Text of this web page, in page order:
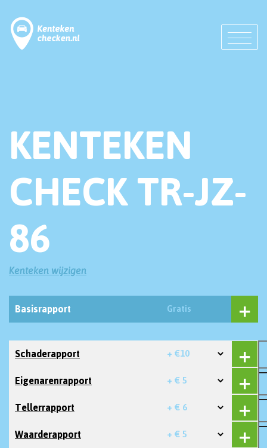
KENTEKEN
CHECK TR-JZ-
86
Kenteken wijzigen
Basisrapport Gratis
Schaderapport + €10
Eigenarenrapport + € 5
Tellerrapport + € 6
Waarderapport + € 5